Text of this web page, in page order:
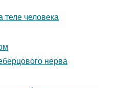
теле человека
нерва